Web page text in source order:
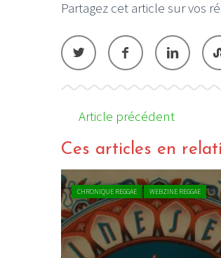
Partagez cet article sur vos
Article précédent
Ces articles en
CHRONIQUE REGGAE WEBZINE REGGAE